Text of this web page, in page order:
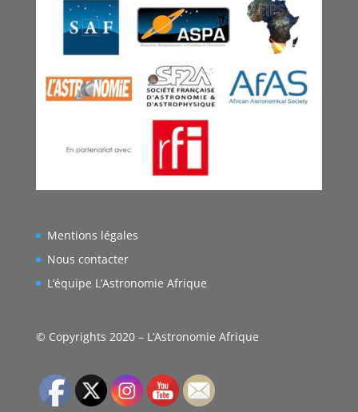
Mentions légales
Nous contacter
L’équipe L’Astronomie Afrique
© Copyrights 2020 – L’Astronomie Afrique